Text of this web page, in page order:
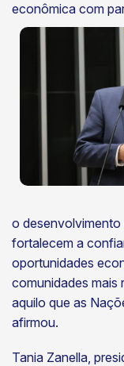
econômica com
o
fortalecem a
oportunidades
comunidades mais
aquilo que as
afirmou.
Tania Zanella,